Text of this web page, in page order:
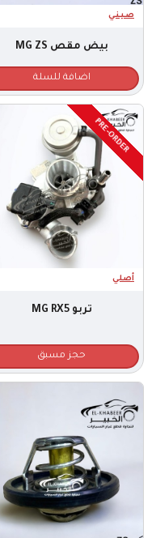
صـيـنـي
بيض مقص MG ZS
اضافة للسلة
PRE-ORDER
أصلي
تربو MG RX5
حجز مسبق